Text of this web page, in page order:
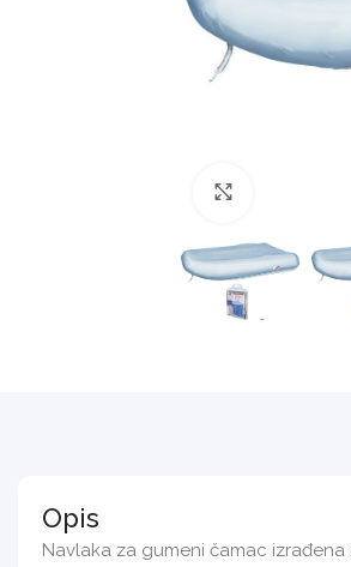
Opis
Navlaka za gumeni čamac